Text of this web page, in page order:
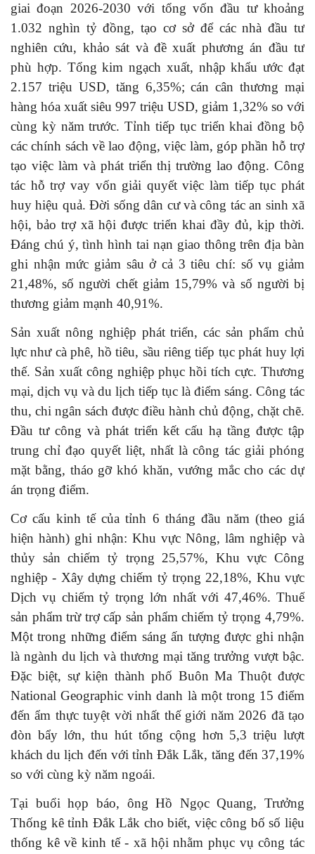
giai đoạn 2026-2030 với tổng vốn đầu tư khoảng
1.032 nghìn tỷ đồng, tạo cơ sở để các nhà đầu tư
nghiên cứu, khảo sát và đề xuất phương án đầu tư
phù hợp. Tổng kim ngạch xuất, nhập khẩu ước đạt
2.157 triệu USD, tăng 6,35%; cán cân thương mại
hàng hóa xuất siêu 997 triệu USD, giảm 1,32% so với
cùng kỳ năm trước. Tỉnh tiếp tục triển khai đồng bộ
các chính sách về lao động, việc làm, góp phần hỗ trợ
tạo việc làm và phát triển thị trường lao động. Công
tác hỗ trợ vay vốn giải quyết việc làm tiếp tục phát
huy hiệu quả. Đời sống dân cư và công tác an sinh xã
hội, bảo trợ xã hội được triển khai đầy đủ, kịp thời.
Đáng chú ý, tình hình tai nạn giao thông trên địa bàn
ghi nhận mức giảm sâu ở cả 3 tiêu chí: số vụ giảm
21,48%, số người chết giảm 15,79% và số người bị
thương giảm mạnh 40,91%.
Sản xuất nông nghiệp phát triển, các sản phẩm chủ
lực như cà phê, hồ tiêu, sầu riêng tiếp tục phát huy lợi
thế. Sản xuất công nghiệp phục hồi tích cực. Thương
mại, dịch vụ và du lịch tiếp tục là điểm sáng. Công tác
thu, chi ngân sách được điều hành chủ động, chặt chẽ.
Đầu tư công và phát triển kết cấu hạ tầng được tập
trung chỉ đạo quyết liệt, nhất là công tác giải phóng
mặt bằng, tháo gỡ khó khăn, vướng mắc cho các dự
án trọng điểm.
Cơ cấu kinh tế của tỉnh 6 tháng đầu năm (theo giá
hiện hành) ghi nhận: Khu vực Nông, lâm nghiệp và
thủy sản chiếm tỷ trọng 25,57%, Khu vực Công
nghiệp - Xây dựng chiếm tỷ trọng 22,18%, Khu vực
Dịch vụ chiếm tỷ trọng lớn nhất với 47,46%. Thuế
sản phẩm trừ trợ cấp sản phẩm chiếm tỷ trọng 4,79%.
Một trong những điểm sáng ấn tượng được ghi nhận
là ngành du lịch và thương mại tăng trưởng vượt bậc.
Đặc biệt, sự kiện thành phố Buôn Ma Thuột được
National Geographic vinh danh là một trong 15 điểm
đến ẩm thực tuyệt vời nhất thế giới năm 2026 đã tạo
đòn bẩy lớn, thu hút tổng cộng hơn 5,3 triệu lượt
khách du lịch đến với tỉnh Đắk Lắk, tăng đến 37,19%
so với cùng kỳ năm ngoái.
Tại buổi họp báo, ông Hồ Ngọc Quang, Trưởng
Thống kê tỉnh Đắk Lắk cho biết, việc công bố số liệu
thống kê về kinh tế - xã hội nhằm phục vụ công tác